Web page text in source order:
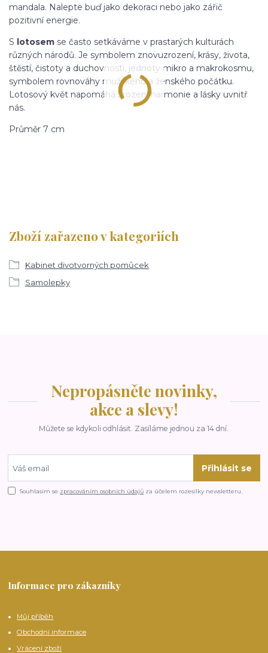
mandala. Nalepte buď jako dekoraci nebo jako zářič
pozitivní energie.
S lotosem se často setkáváme v prastarých kulturách
různých národů. Je symbolem znovuzrození, krásy, života,
štěstí, čistoty a duchovnosti, jednoty mikro a makrokosmu,
symbolem rovnováhy mužského a ženského počátku.
Lotosový květ napomáhá zrození harmonie a lásky uvnitř
nás.
Průměr 7 cm
Zboží zařazeno v kategoriích
Kabinet divotvorných pomůcek
Samolepky
Nepropásněte novinky,
akce a slevy!
Můžete se kdykoli odhlásit. Zasíláme jednou za 14 dní.
Přihlásit se
Souhlasím se zpracováním osobních údajů za účelem rozesílky newsletteru.
Informace pro zákazníky
Můj příběh
Obchodní informace
Vrácení zboží